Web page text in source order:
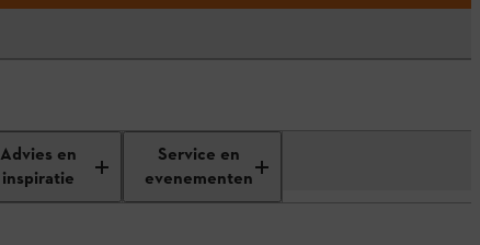
Advies en
inspiratie
Service en
evenementen